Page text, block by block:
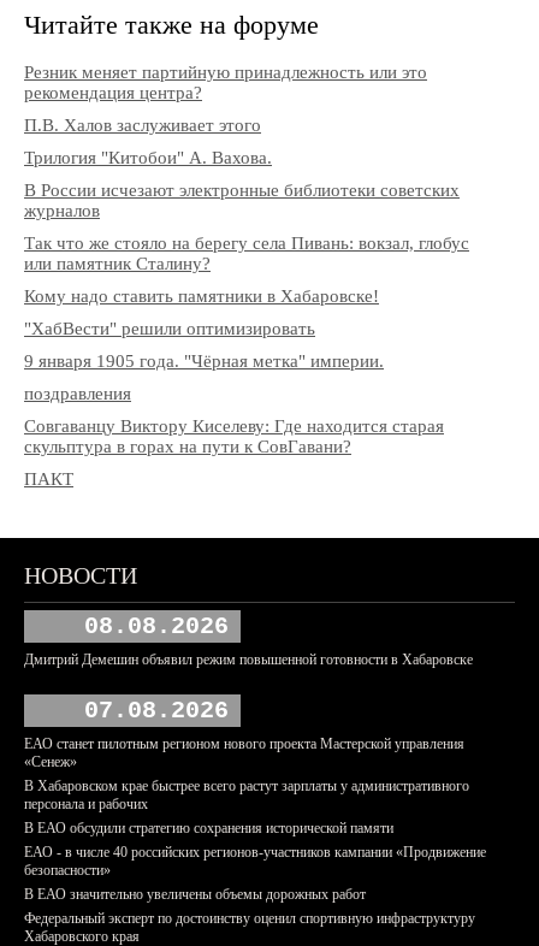
Читайте также на форуме
Резник меняет партийную принадлежность или это
рекомендация центра?
П.В. Халов заслуживает этого
Трилогия "Китобои" А. Вахова.
В России исчезают электронные библиотеки советских
журналов
Так что же стояло на берегу села Пивань: вокзал, глобус
или памятник Сталину?
Кому надо ставить памятники в Хабаровске!
"ХабВести" решили оптимизировать
9 января 1905 года. "Чёрная метка" империи.
поздравления
Совгаванцу Виктору Киселеву: Где находится старая
скульптура в горах на пути к СовГавани?
ПАКТ
НОВОСТИ
08.08.2026
Дмитрий Демешин объявил режим повышенной готовности в Хабаровске
07.08.2026
ЕАО станет пилотным регионом нового проекта Мастерской управления
«Сенеж»
В Хабаровском крае быстрее всего растут зарплаты у административного
персонала и рабочих
В ЕАО обсудили стратегию сохранения исторической памяти
ЕАО - в числе 40 российских регионов-участников кампании «Продвижение
безопасности»
В ЕАО значительно увеличены объемы дорожных работ
Федеральный эксперт по достоинству оценил спортивную инфраструктуру
Хабаровского края